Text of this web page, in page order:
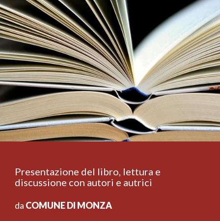
Presentazione del libro, lettura e
discussione con autori e autrici
da COMUNE DI MONZA